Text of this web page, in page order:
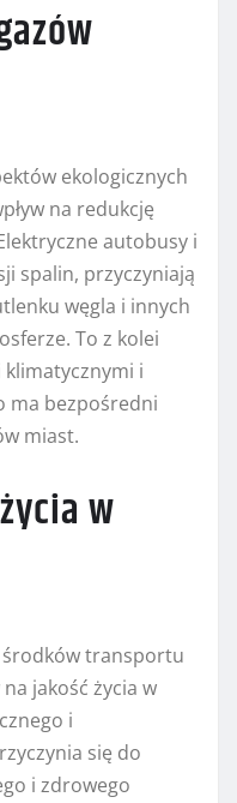
ekologicznych
na redukcję
autobusy i
spalin, przyczyniają
węgla i innych
To z kolei
klimatycznymi i
ma bezpośredni
miast.
w
transportu
jakość życia w
i
się do
i zdrowego